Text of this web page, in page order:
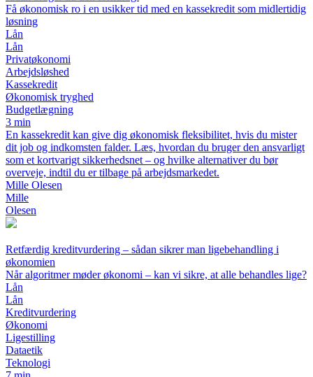
Få økonomisk ro i en usikker tid med en kassekredit som midlertidig
løsning
Lån
Lån
Privatøkonomi
Arbejdsløshed
Kassekredit
Økonomisk tryghed
Budgetlægning
3 min
En kassekredit kan give dig økonomisk fleksibilitet, hvis du mister
dit job og indkomsten falder. Læs, hvordan du bruger den ansvarligt
som et kortvarigt sikkerhedsnet – og hvilke alternativer du bør
overveje, indtil du er tilbage på arbejdsmarkedet.
Mille Olesen
Mille
Olesen
Retfærdig kreditvurdering – sådan sikrer man ligebehandling i
økonomien
Når algoritmer møder økonomi – kan vi sikre, at alle behandles lige?
Lån
Lån
Kreditvurdering
Økonomi
Ligestilling
Dataetik
Teknologi